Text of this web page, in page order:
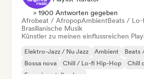
> 1900 Antworten gegeben
Afrobeat / AfropopAmbientBeats / Lo-
Brasilianische Musik
Künstler zu meinen einflussreichen
Elektro-Jazz / Nu Jazz Ambient
Beats
Bossa nova
Chill / Lo-fi Hip-Hop Chill
Experimenteller Jazz